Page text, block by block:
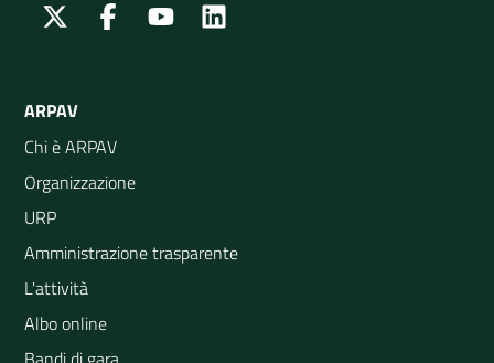
Twitter FacebookYoutube
ARPAV
Chi è ARPAV
Organizzazione
URP
Amministrazione trasparente
L'attività
Albo online